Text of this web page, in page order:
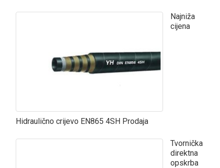
Najniža
cijena
Hidraulično crijevo EN865 4SH Prodaja
Tvornička
direktna
opskrba